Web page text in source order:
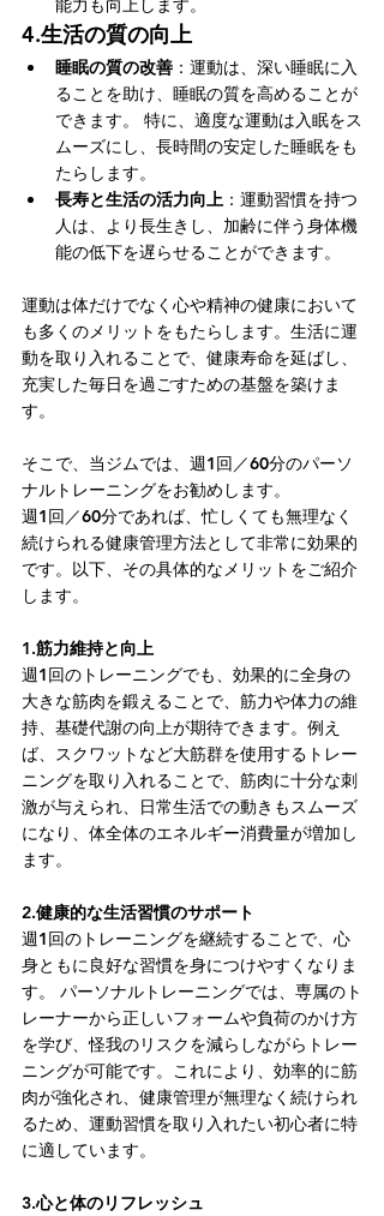
能力も向上します。
4.生活の質の向上
睡眠の質の改善 ：運動は、深い睡眠に入
ることを助け、睡眠の質を高めることが
できます。 特に、適度な運動は入眠をス
ムーズにし、長時間の安定した睡眠をも
たらします。
長寿と生活の活力向上 ：運動習慣を持つ
人は、より長生きし、加齢に伴う身体機
能の低下を遅らせることができます。
運動は体だけでなく心や精神の健康において
も多くのメリットをもたらします。生活に運
動を取り入れることで、健康寿命を延ばし、
充実した毎日を過ごすための基盤を築けま
す。
そこで、当ジムでは、週1回／60分のパーソ
ナルトレーニングをお勧めします。
週1回／60分であれば、忙しくても無理なく
続けられる健康管理方法として非常に効果的
です。以下、その具体的なメリットをご紹介
します。
1.筋力維持と向上
週1回のトレーニングでも、効果的に全身の
大きな筋肉を鍛えることで、筋力や体力の維
持、基礎代謝の向上が期待できます。例え
ば、スクワットなど大筋群を使用するトレー
ニングを取り入れることで、筋肉に十分な刺
激が与えられ、日常生活での動きもスムーズ
になり、体全体のエネルギー消費量が増加し
ます。
2.健康的な生活習慣のサポート
週1回のトレーニングを継続することで、心
身ともに良好な習慣を身につけやすくなりま
す。 パーソナルトレーニングでは、専属のト
レーナーから正しいフォームや負荷のかけ方
を学び、怪我のリスクを減らしながらトレー
ニングが可能です。これにより、効率的に筋
肉が強化され、健康管理が無理なく続けられ
るため、運動習慣を取り入れたい初心者に特
に適しています。
3.心と体のリフレッシュ